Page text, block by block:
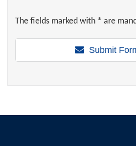
The fields marked with * are
Submit